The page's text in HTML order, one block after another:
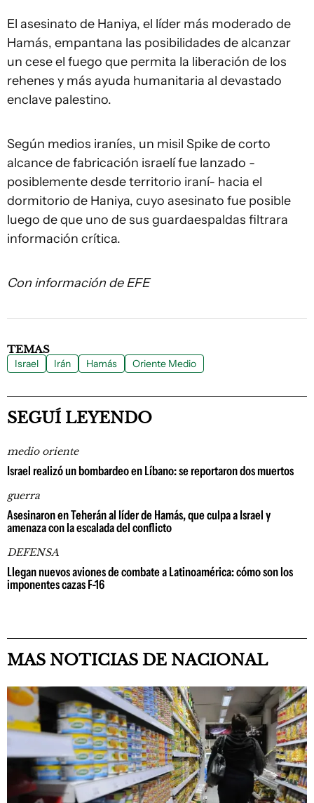
El asesinato de Haniya, el líder más moderado de
Hamás, empantana las posibilidades de alcanzar
un cese el fuego que permita la liberación de los
rehenes y más ayuda humanitaria al devastado
enclave palestino.
Según medios iraníes, un misil Spike de corto
alcance de fabricación israelí fue lanzado -
posiblemente desde territorio iraní- hacia el
dormitorio de Haniya, cuyo asesinato fue posible
luego de que uno de sus guardaespaldas filtrara
información crítica.
Con información de EFE
TEMAS
Israel Irán Hamás Oriente Medio
SEGUÍ LEYENDO
medio oriente
Israel realizó un bombardeo en Líbano: se reportaron dos muertos
guerra
Asesinaron en Teherán al líder de Hamás, que culpa a Israel y
amenaza con la escalada del conflicto
DEFENSA
Llegan nuevos aviones de combate a Latinoamérica: cómo son los
imponentes cazas F-16
MAS NOTICIAS DE NACIONAL